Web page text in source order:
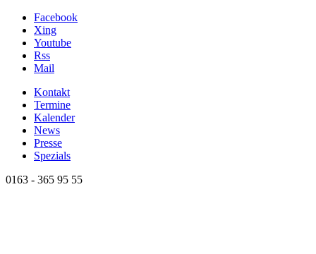
Facebook
Xing
Youtube
Rss
Mail
Kontakt
Termine
Kalender
News
Presse
Spezials
0163 - 365 95 55